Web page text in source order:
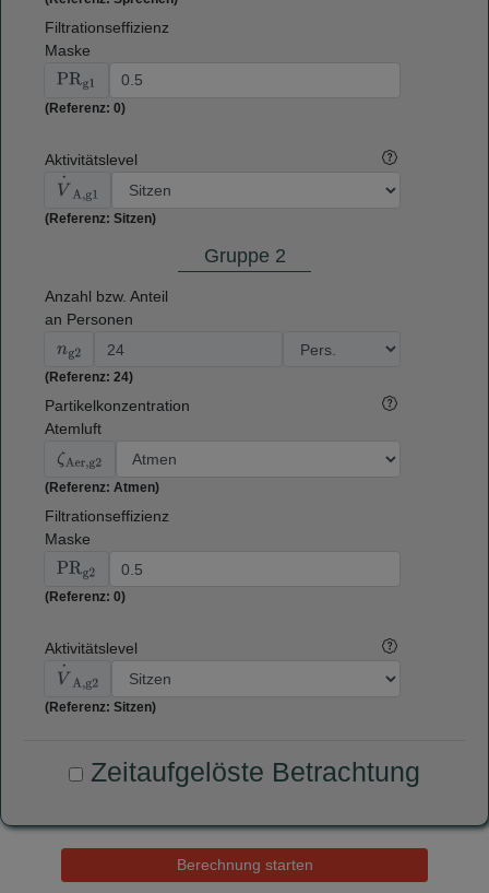
Filtrationseffizienz
Maske
PRg1
(Referenz: 0)
Aktivitätslevel
V⋅A,g1
(Referenz: Sitzen)
Gruppe 2
Anzahl bzw. Anteil
an Personen
ng2
(Referenz: 24)
Partikelkonzentration
Atemluft
ζAer,g2
(Referenz: Atmen)
Filtrationseffizienz
Maske
PRg2
(Referenz: 0)
Aktivitätslevel
V⋅A,g2
(Referenz: Sitzen)
Zeitaufgelöste Betrachtung